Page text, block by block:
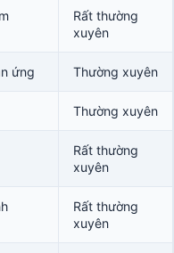
Rất thường
xuyên
ứng Thường xuyên
Thường xuyên
Rất thường
xuyên
Rất thường
xuyên